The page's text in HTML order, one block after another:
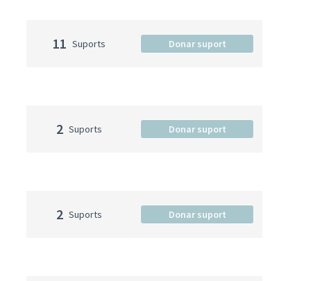
11 Suports Donar suport
2 Suports Donar suport
2 Suports Donar suport